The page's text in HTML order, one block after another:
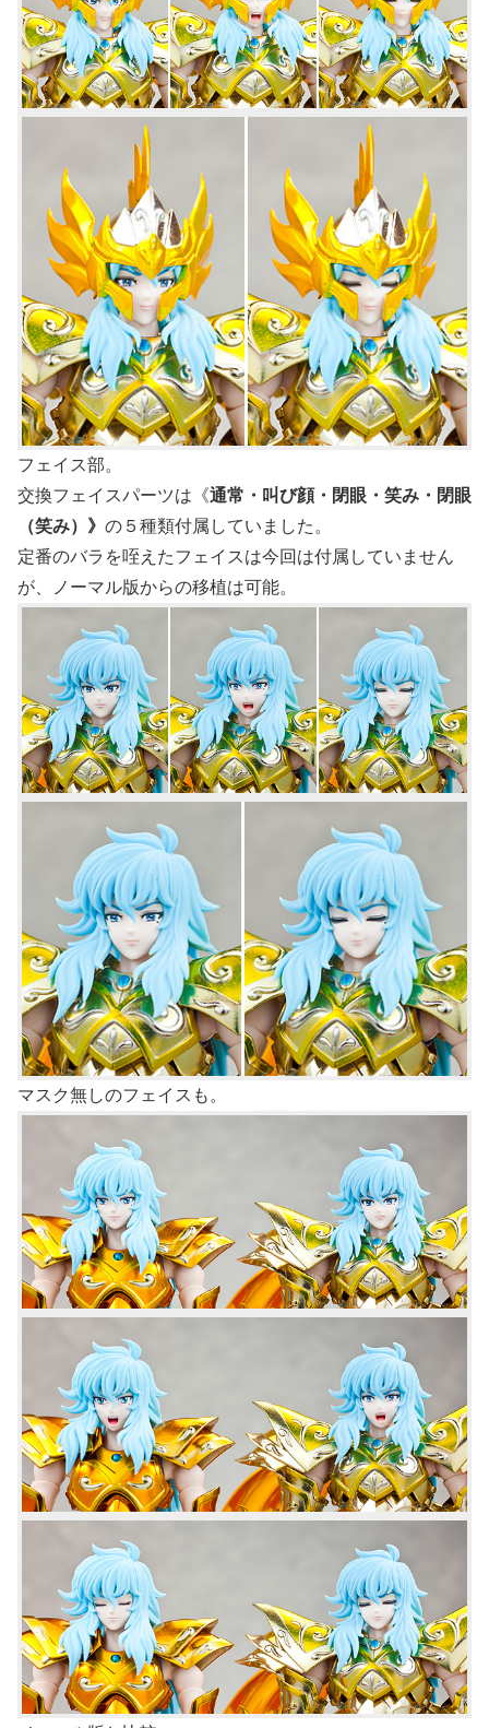
フェイス部。
交換フェイスパーツは《通常・叫び顔・閉眼・笑み・閉眼
（笑み）》 の５種類付属していました。
定番のバラを咥えたフェイスは今回は付属していません
が、ノーマル版からの移植は可能。
マスク無しのフェイスも。